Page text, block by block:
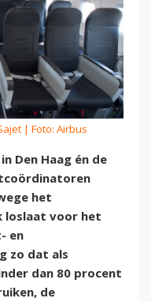
| Foto: Airbus
Den Haag én de
het
loslaat voor het
en
zo dat als
dan 80 procent
de